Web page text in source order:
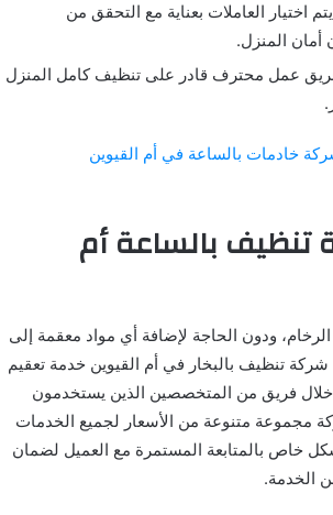
اختيار العاملات بعناية مع التحقق من
أمان المنزل.
عمل محترف قادر على تنظيف كامل المنزل
خادمات بالساعة في أم القيوين
بالساعة أم
ودون الحاجة لإضافة أي مواد معقمة إلى
تنظيف بالبخار في أم القيوين خدمة تعقيم
فريق من المتخصصين الذين يستخدمون
مجموعة متنوعة من الأسعار لجميع الخدمات
خاص بالمتابعة المستمرة مع العميل لضمان
الخدمة.